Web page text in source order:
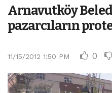
Arnavutköy
pazarcıların
11/15/2012 1:50 PM 0